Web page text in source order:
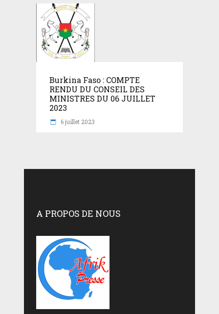
Burkina Faso : COMPTE
RENDU DU CONSEIL DES
MINISTRES DU 06 JUILLET
2023
6 juillet 2023
A PROPOS DE NOUS